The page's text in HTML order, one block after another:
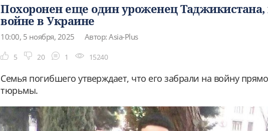
Похоронен еще один уроженец
войне в Украине
10:00, 5 ноября, 2025 Автор: Asia-Plus
5 20 1 15240
Семья погибшего утверждает, что его забрали на войну
тюрьмы.